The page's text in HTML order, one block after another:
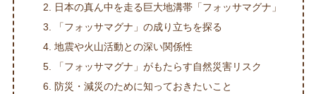
日本の真ん中を走る巨大地溝帯「フォッサマグナ」
「フォッサマグナ」の成り立ちを探る
地震や火山活動との深い関係性
「フォッサマグナ」がもたらす自然災害リスク
防災・減災のために知っておきたいこと